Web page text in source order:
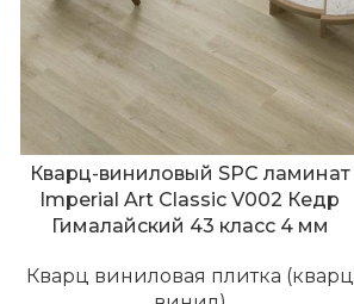
Кварц-виниловый SPC ламинат
Imperial Art Classic V002 Кедр
Гималайский 43 класс 4 мм
Кварц виниловая плитка (кварц